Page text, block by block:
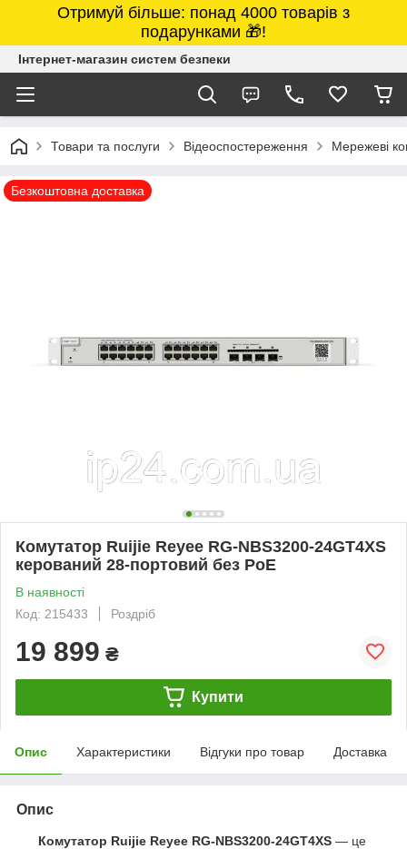
Отримуй більше: понад 4000 товарів з
подарунками 🎁!
Інтернет-магазин систем безпеки
Товари та послуги Відеоспостереження Мережеві
Безкоштовна доставка
Комутатор Ruijie Reyee RG-NBS3200-24GT4XS
керований 28-портовий без PoE
В наявності
Код: 215433
Роздріб
19 899 ₴
Купити
Опис Характеристики Відгуки про товар Доставка
Опис
Комутатор Ruijie Reyee RG-NBS3200-24GT4XS — це